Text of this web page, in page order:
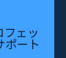
ェッ
ポート